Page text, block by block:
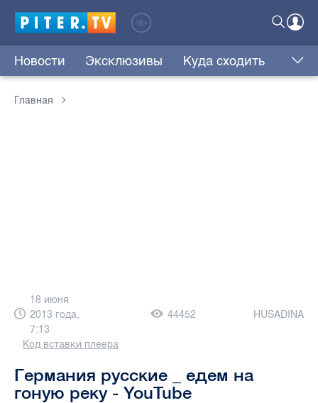
Новости Эксклюзивы Куда сходить
Главная
18 июня
2013 года,
7:13
44452 HUSADINA
Код вставки плеера
Германия русские _ едем на
гоную реку - YouTube